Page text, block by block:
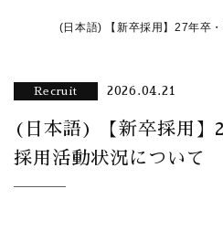
(日本語) 【新卒採用】27年卒
Recruit 2026.04.21
(日本語) 【新卒採用】
採用活動状況について